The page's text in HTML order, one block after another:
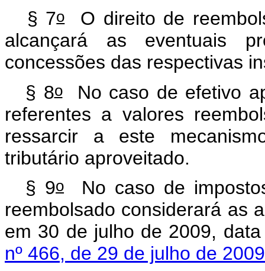
§ 7oO direito de
alcançará as eventuais
concessões das respectivas
§ 8oNo caso de efetivo
referentes a valores
ressarcir a este
tributário aproveitado.
§ 9o
No caso de
reembolsado considerará as
em 30 de julho de 2009,
nº 466, de 29 de julho de